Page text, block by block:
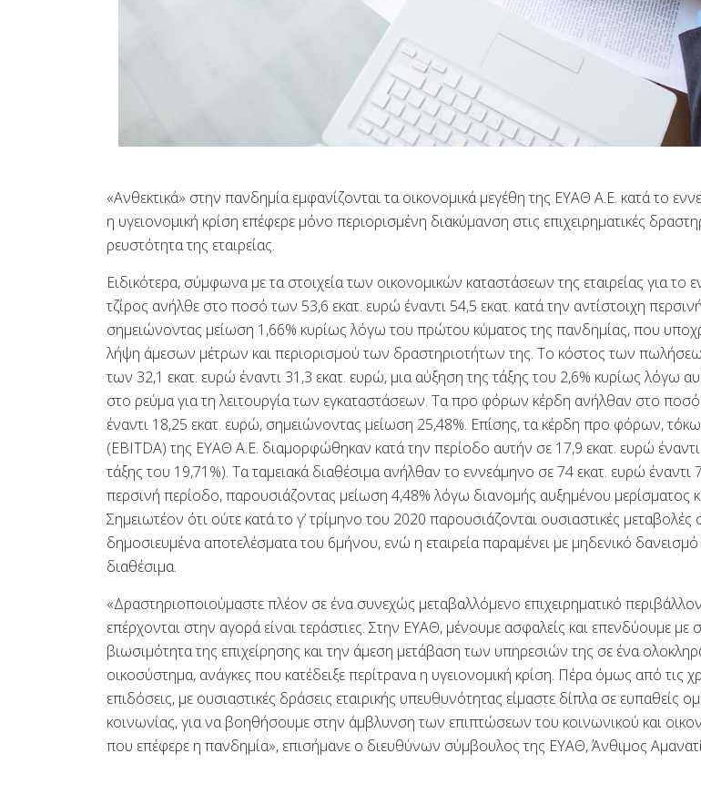
«Ανθεκτικά» στην πανδημία εμφανίζονται τα οικονομικά μεγέθη της ΕΥΑΘ Α.Ε. κατά το
η υγειονομική κρίση επέφερε μόνο περιορισμένη διακύμανση στις επιχειρηματικές
ρευστότητα της εταιρείας.
Ειδικότερα, σύμφωνα με τα στοιχεία των οικονομικών καταστάσεων της εταιρείας για το
τζίρος ανήλθε στο ποσό των 53,6 εκατ. ευρώ έναντι 54,5 εκατ. κατά την αντίστοιχη
σημειώνοντας μείωση 1,66% κυρίως λόγω του πρώτου κύματος της πανδημίας, που
λήψη άμεσων μέτρων και περιορισμού των δραστηριοτήτων της. Το κόστος των
των 32,1 εκατ. ευρώ έναντι 31,3 εκατ. ευρώ, μια αύξηση της τάξης του 2,6% κυρίως λόγω
στο ρεύμα για τη λειτουργία των εγκαταστάσεων. Τα προ φόρων κέρδη ανήλθαν στο
έναντι 18,25 εκατ. ευρώ, σημειώνοντας μείωση 25,48%. Επίσης, τα κέρδη προ φόρων,
(EBITDA) της ΕΥΑΘ Α.Ε. διαμορφώθηκαν κατά την περίοδο αυτήν σε 17,9 εκατ. ευρώ
τάξης του 19,71%). Τα ταμειακά διαθέσιμα ανήλθαν το εννεάμηνο σε 74 εκατ. ευρώ έναντι
περσινή περίοδο, παρουσιάζοντας μείωση 4,48% λόγω διανομής αυξημένου μερίσματος
Σημειωτέον ότι ούτε κατά το γ’ τρίμηνο του 2020 παρουσιάζονται ουσιαστικές μεταβολές
δημοσιευμένα αποτελέσματα του 6μήνου, ενώ η εταιρεία παραμένει με μηδενικό δανεισμό
διαθέσιμα.
«Δραστηριοποιούμαστε πλέον σε ένα συνεχώς μεταβαλλόμενο επιχειρηματικό
επέρχονται στην αγορά είναι τεράστιες. Στην ΕΥΑΘ, μένουμε ασφαλείς και επενδύουμε με
βιωσιμότητα της επιχείρησης και την άμεση μετάβαση των υπηρεσιών της σε ένα
οικοσύστημα, ανάγκες που κατέδειξε περίτρανα η υγειονομική κρίση. Πέρα όμως από τις
επιδόσεις, με ουσιαστικές δράσεις εταιρικής υπευθυνότητας είμαστε δίπλα σε ευπαθείς
κοινωνίας, για να βοηθήσουμε στην άμβλυνση των επιπτώσεων του κοινωνικού και
που επέφερε η πανδημία», επισήμανε ο διευθύνων σύμβουλος της ΕΥΑΘ, Άνθιμος